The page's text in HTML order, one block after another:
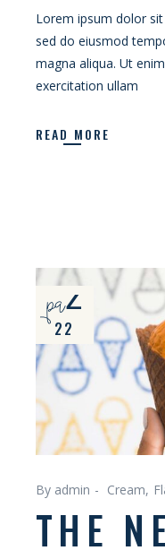
Lorem ipsum dolor
sed do eiusmod
magna aliqua. Ut
exercitation ullam
READ MORE
paź
22
By admin Cream
THE